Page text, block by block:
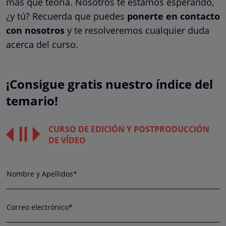
¿y tú? Recuerda que puedes ponerte en contacto
con nosotros y te resolveremos cualquier duda
acerca del curso.
¡Consigue gratis nuestro índice del
temario!
CURSO DE EDICIÓN Y POSTPRODUCCIÓN
DE VÍDEO
Nombre y Apellidos*
Correo electrónico*